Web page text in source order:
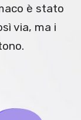
è stato
via, ma i